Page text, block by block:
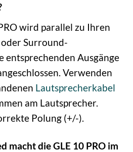
wird parallel zu Ihren
Surround-
entsprechenden Ausgänge
Verwenden
Lautsprecherkabel
am Lautsprecher.
Polung (+/-).
macht die GLE 10 PRO im